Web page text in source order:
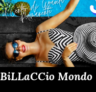
BiLLaCCio Mondo